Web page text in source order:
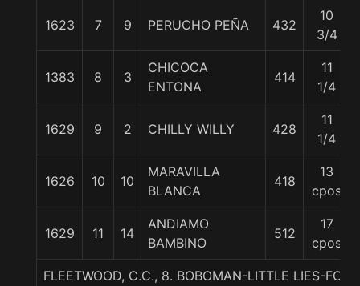
1623 7 9 PERUCHO PEÑA 432
10
3/4
1383 8 3
CHICOCA
ENTONA
414
11
1/4
1629 9 2 CHILLY WILLY 428
11
1/4
1626 10 10
MARAVILLA
BLANCA
418
13
cpos
1629 11 14
ANDIAMO
BAMBINO
512
17
cpos
FLEETWOOD, C.C., 8. BOBOMAN-LITTLE LIES-